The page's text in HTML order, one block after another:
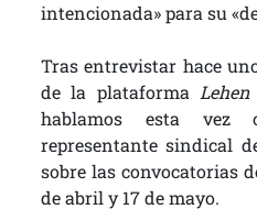
intencionada» para su
Tras entrevistar hace
de la plataforma
hablamos esta vez
representante sindical
sobre las convocatorias
de abril y 17 de mayo.